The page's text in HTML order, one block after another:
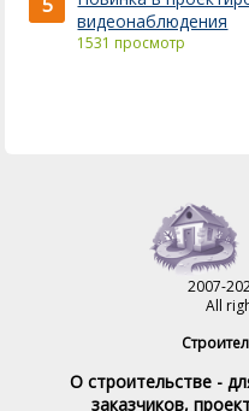
видеонаблюдения
1531 просмотр
2007-
All
О строительстве -
заказчиков,